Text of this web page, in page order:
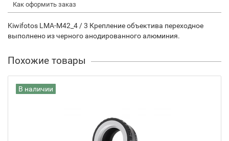
Как оформить заказ
Kiwifotos LMA-M42_4 / 3 Крепление объектива переходное
выполнено из черного анодированного алюминия.
Похожие товары
В наличии